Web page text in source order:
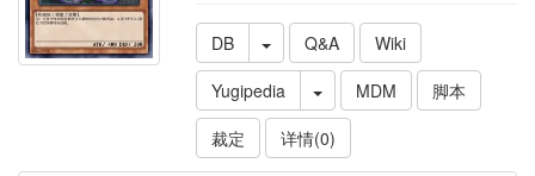
DB Q&A
Wiki
Yugipedia
MDM
脚本
裁定
详情(0)